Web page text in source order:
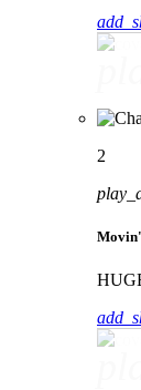
2
Movin'